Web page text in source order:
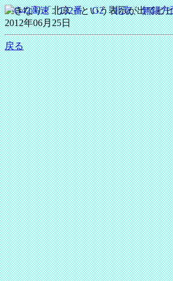
いきなり「北京」という表示が出てビ
2012年06月25日
戻る